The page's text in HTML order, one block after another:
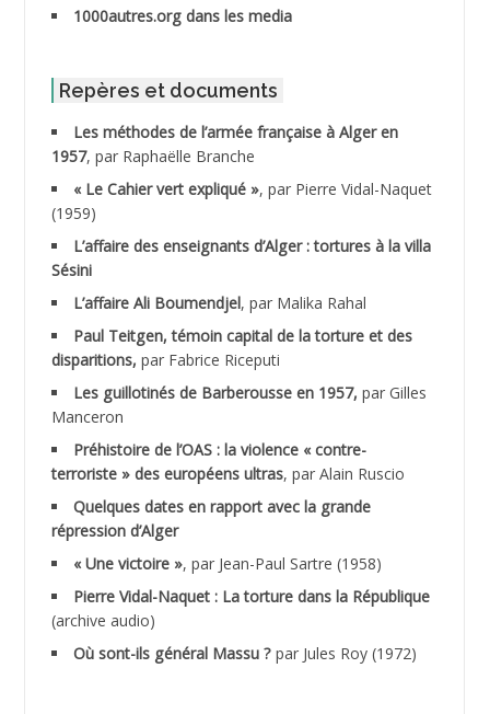
ABID Mohamed
ABNOUN Salah
ACHACHE M.*
ACHLAF Ali
ADALMI
ADANE Ramdane *
ADDAD
ADDALA Boualem*
ADDANE
ADDECHE Rachid
1000autres.org dans les media
Repères et documents
Les méthodes de l’armée française à Alger en
1957, par Raphaëlle Branche
« Le Cahier vert expliqué », par Pierre Vidal-Naquet
(1959)
L’affaire des enseignants d’Alger : tortures à la villa
Sésini
L’affaire Ali Boumendjel, par Malika Rahal
Paul Teitgen, témoin capital de la torture et des
disparitions, par Fabrice Riceputi
Les guillotinés de Barberousse en 1957, par Gilles
Manceron
Préhistoire de l’OAS : la violence « contre-
terroriste » des européens ultras, par Alain Ruscio
Quelques dates en rapport avec la grande
répression d’Alger
« Une victoire », par Jean-Paul Sartre (1958)
Pierre Vidal-Naquet : La torture dans la République
(archive audio)
Où sont-ils général Massu ? par Jules Roy (1972)